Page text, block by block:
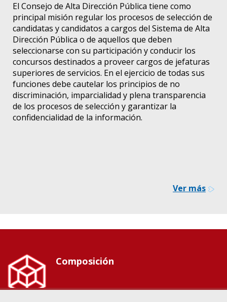
El Consejo de Alta Dirección Pública tiene como
principal misión regular los procesos de selección de
candidatas y candidatos a cargos del Sistema de Alta
Dirección Pública o de aquellos que deben
seleccionarse con su participación y conducir los
concursos destinados a proveer cargos de jefaturas
superiores de servicios. En el ejercicio de todas sus
funciones debe cautelar los principios de no
discriminación, imparcialidad y plena transparencia
de los procesos de selección y garantizar la
confidencialidad de la información.
Ver más
Composición